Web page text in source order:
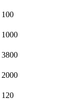
100
1000
3800
2000
120